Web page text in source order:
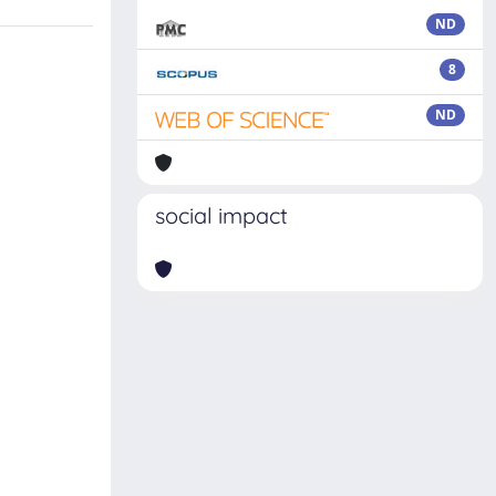
ND
8
ND
social impact